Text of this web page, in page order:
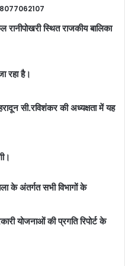
स्थित राजकीय बालिका
रहा है।
सी.रविशंकर की अध्यक्षता में यह
के अंतर्गत सभी विभागों के
योजनाओं की प्रगति रिपोर्ट के